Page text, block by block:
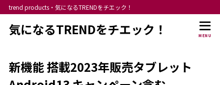
trend products・気になるTRENDをチエック！
気になるTRENDをチエック！ MENU
新機能 搭載2023年販売タブレット